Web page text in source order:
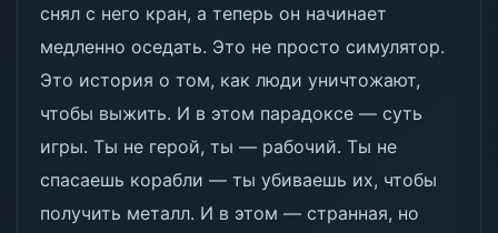
снял с него кран, а теперь он начинает
медленно оседать. Это не просто симулятор.
Это история о том, как люди уничтожают,
чтобы выжить. И в этом парадоксе — суть
игры. Ты не герой, ты — рабочий. Ты не
спасаешь корабли — ты убиваешь их, чтобы
получить металл. И в этом — странная, но